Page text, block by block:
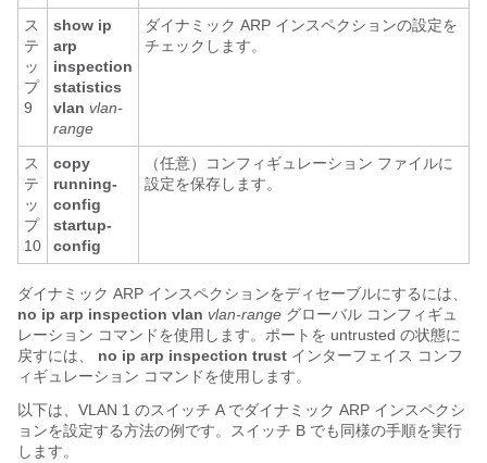
ス
テ
ッ
プ
9
show ip
arp
inspection
statistics
vlan vlan-
range
ダイナミック ARP インスペクションの設定を
チェックします。
ス
テ
ッ
プ
10
copy
running-
config
startup-
config
（任意）コンフィギュレーション ファイルに
設定を保存します。
ダイナミック ARP インスペクションをディセーブルにするには、
no ip arp inspection vlan vlan-range グローバル コンフィギュ
レーション コマンドを使用します。ポートを untrusted の状態に
戻すには、
no ip arp inspection trust インターフェイス コンフ
ィギュレーション コマンドを使用します。
以下は、VLAN 1 のスイッチ A でダイナミック ARP インスペクシ
ョンを設定する方法の例です。スイッチ B でも同様の手順を実行
します。